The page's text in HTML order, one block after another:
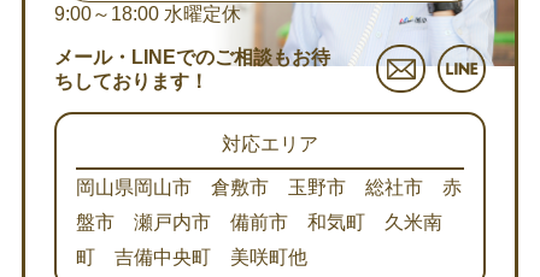
9:00～18:00 水曜定休
メール・LINEでのご相談もお待
ちしております！
対応エリア
岡山県岡山市 倉敷市 玉野市 総社市 赤
盤市 瀬戸内市 備前市 和気町 久米南
町 吉備中央町 美咲町他